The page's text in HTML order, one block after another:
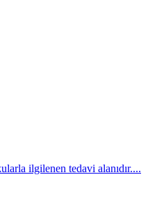
ilgilenen tedavi alanıdır....